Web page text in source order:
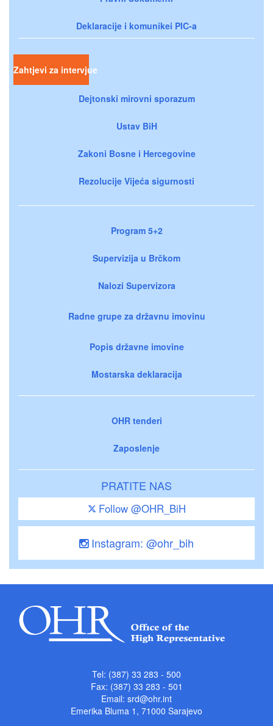
Deklaracije i komunikei PIC-a
Zahtjevi za intervjue
Dejtonski mirovni sporazum
Ustav BiH
Zakoni Bosne i Hercegovine
Rezolucije Vijeća sigurnosti
Program 5+2
Supervizija u Brčkom
Nalozi Supervizora
Radne grupe za državnu imovinu
Popis državne imovine
Mostarska deklaracija
OHR tenderi
Zaposlenje
PRATITE NAS
Follow @OHR_BiH
Instagram: @ohr_bih
Tel: (387) 33 283 - 500
Fax: (387) 33 283 - 501
Email: srd@ohr.int
Emerika Bluma 1, 71000 Sarajevo